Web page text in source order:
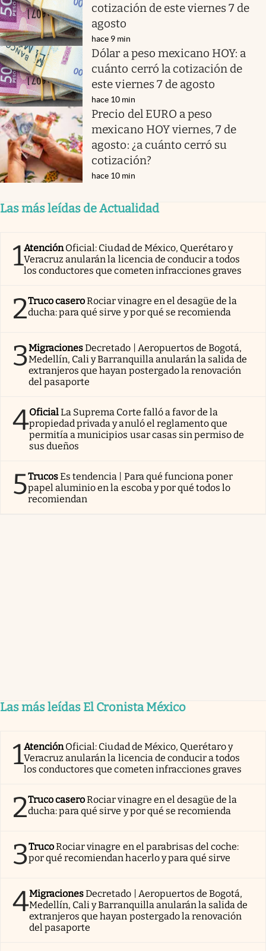
cotización de este viernes 7 de
agosto
hace 9 min
Dólar a peso mexicano HOY: a
cuánto cerró la cotización de
este viernes 7 de agosto
hace 10 min
Precio del EURO a peso
mexicano HOY viernes, 7 de
agosto: ¿a cuánto cerró su
cotización?
hace 10 min
Las más leídas de Actualidad
1AtenciónOficial: Ciudad de México, Querétaro y
Veracruz anularán la licencia de conducir a todos
los conductores que cometen infracciones graves
2Truco caseroRociar vinagre en el desagüe de la
ducha: para qué sirve y por qué se recomienda
3MigracionesDecretado | Aeropuertos de Bogotá,
Medellín, Cali y Barranquilla anularán la salida de
extranjeros que hayan postergado la renovación
del pasaporte
4OficialLa Suprema Corte falló a favor de la
propiedad privada y anuló el reglamento que
permitía a municipios usar casas sin permiso de
sus dueños
5TrucosEs tendencia | Para qué funciona poner
papel aluminio en la escoba y por qué todos lo
recomiendan
Las más leídas El Cronista México
1AtenciónOficial: Ciudad de México, Querétaro y
Veracruz anularán la licencia de conducir a todos
los conductores que cometen infracciones graves
2Truco caseroRociar vinagre en el desagüe de la
ducha: para qué sirve y por qué se recomienda
3TrucoRociar vinagre en el parabrisas del coche:
por qué recomiendan hacerlo y para qué sirve
4MigracionesDecretado | Aeropuertos de Bogotá,
Medellín, Cali y Barranquilla anularán la salida de
extranjeros que hayan postergado la renovación
del pasaporte